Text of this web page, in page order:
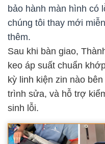
bảo hành màn hình có
chúng tôi thay mới
thêm.
Sau khi bàn giao,
keo áp suất chuẩn
kỳ linh kiện zin nào
trình sửa, và hỗ trợ
sinh lỗi.